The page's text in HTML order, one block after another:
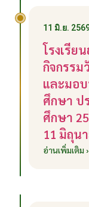
11 มิ.ย.
โรงเรีย
กิจกรรม
และมอ
ศึกษา ป
ศึกษา
11 มิถุน
อ่านเพิ่มเติม ›